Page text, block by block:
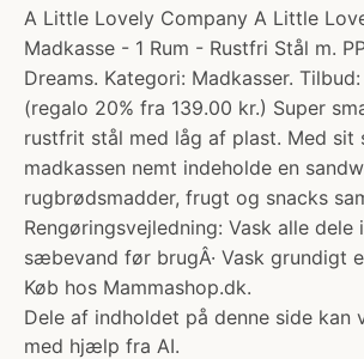
A Little Lovely Company A Little
Madkasse - 1 Rum - Rustfri Stål m.
Dreams. Kategori: Madkasser. Tilbud:
(regalo 20% fra 139.00 kr.) Super
rustfrit stål med låg af plast. Med sit
madkassen nemt indeholde en
rugbrødsmadder, frugt og snacks
Rengøringsvejledning: Vask alle dele
sæbevand før brugÂ· Vask grundigt
Køb hos Mammashop.dk.
Dele af indholdet på denne side kan
med hjælp fra AI.